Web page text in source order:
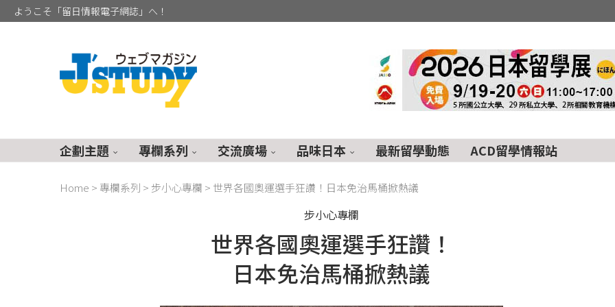
ようこそ「留日情報電子網誌」へ！
企劃主題 專欄系列 交流廣場 品味日本 最新留學動態 ACD留學情報站
Home > 專欄系列 > 步小心專欄 > 世界各國奧運選手狂讚！日本免治馬桶掀熱議
步小心專欄
世界各國奧運選手狂讚！
日本免治馬桶掀熱議